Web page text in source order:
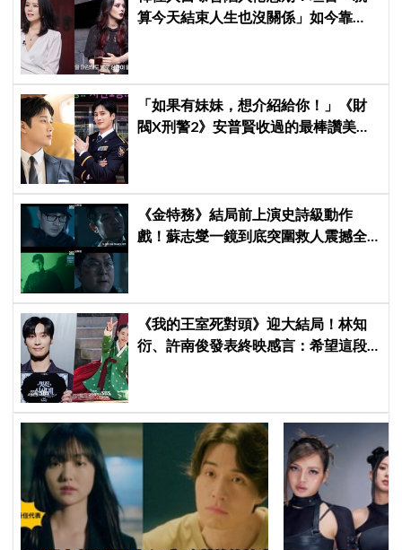
算今天結束人生也沒關係」如今靠
「如果有妹妹，想介紹給你！」《財
閥X刑警2》安普賢收過的最棒讚美，
《金特務》結局前上演史詩級動作
戲！蘇志燮一鏡到底突圍救人震撼全
《我的王室死對頭》迎大結局！林知
衍、許南俊發表終映感言：希望這段